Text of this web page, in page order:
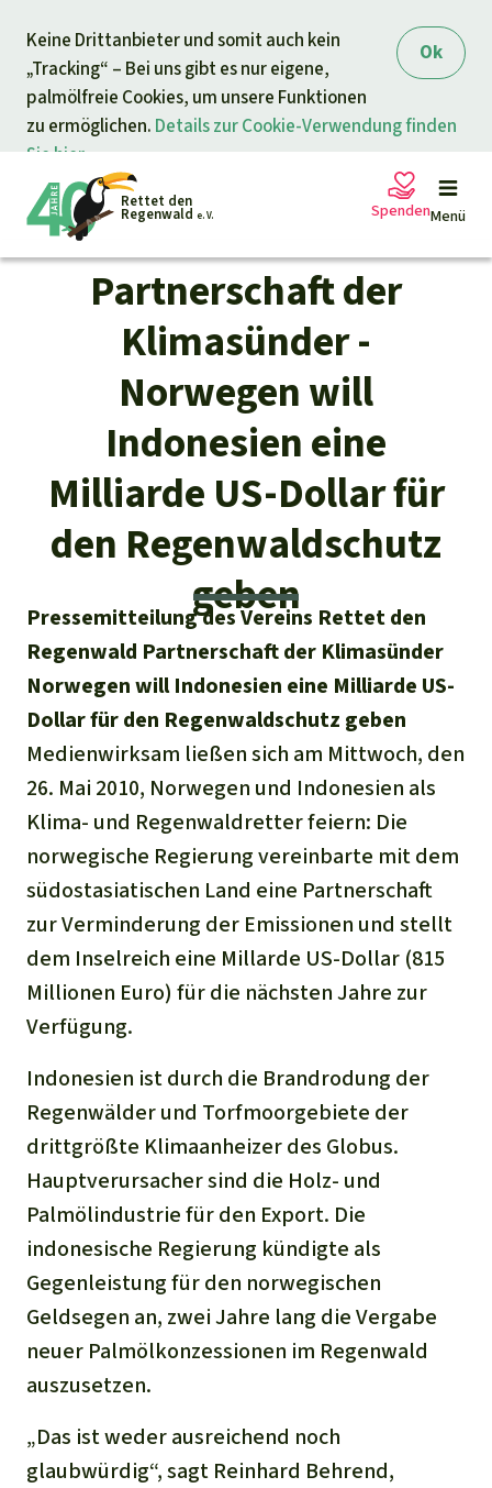
Ok
Keine Drittanbieter und somit auch kein
„Tracking“ – Bei uns gibt es nur eigene,
palmölfreie Cookies, um unsere Funktionen
zu ermöglichen. Details zur Cookie-Verwendung finden
Sie hier.
springen
Rettet den
Regenwald e. V. Menü
Petitionen
Projekte
Informieren
Aktuelles
Erfolge
Alle News
Kids
Newsletter­anmeldung
Unsere Themen
Der Regenwald
Klima
Biodiversität
Schutzgebiete
Palmöl
Biokraftstoff
Tropenholz
Gold
Fleisch und Soja
Landraub
Wilderei
Staudämme
Zement und Beton
Regenwald Report
Aktuelle Ausgabe
01/2026
03/2025
02/2025
01/2025
Überuns
Über uns
Der Verein
40 Jahre Vereins­geschichte
Häufige Fragen
Jahresberichte
Stiftung
Transparenz
Medien
Presse
Presse-Echo
Widget einbinden
Banner einbinden
Suche
Deutsch
English
Español
Français
Português
Indonesia
Spenden
Ihre Spende hilft
Allgemeine Spende
Dringender Spendenaufruf
Regenwald-Urkunden
Fragen & Antworten
Testament
SpendenkontoRettet den
Regenwald e. V.
DE11 43060967 2025054100
GENODEM1GLS
GLS Bank
IBAN kopieren
Spenden für ein Thema
Tierschutz
Schutz von Indigenen
Spenden für eine Region
Afrika
Lateinamerika
Partnerschaft der
Klimasünder -
Norwegen will
Indonesien eine
Milliarde US-Dollar für
den Regenwaldschutz
geben
Pressemitteilung des Vereins Rettet den
Regenwald Partnerschaft der Klimasünder
Norwegen will Indonesien eine Milliarde US-
Dollar für den Regenwaldschutz geben
Medienwirksam ließen sich am Mittwoch, den
26. Mai 2010, Norwegen und Indonesien als
Klima- und Regenwaldretter feiern: Die
norwegische Regierung vereinbarte mit dem
südostasiatischen Land eine Partnerschaft
zur Verminderung der Emissionen und stellt
dem Inselreich eine Millarde US-Dollar (815
Millionen Euro) für die nächsten Jahre zur
Verfügung.
Indonesien ist durch die Brandrodung der
Regenwälder und Torfmoorgebiete der
drittgrößte Klimaanheizer des Globus.
Hauptverursacher sind die Holz- und
Palmölindustrie für den Export. Die
indonesische Regierung kündigte als
Gegenleistung für den norwegischen
Geldsegen an, zwei Jahre lang die Vergabe
neuer Palmölkonzessionen im Regenwald
auszusetzen.
„Das ist weder ausreichend noch
glaubwürdig“, sagt Reinhard Behrend,